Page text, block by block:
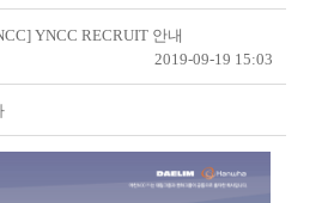
YNCC RECRUIT 안내
2019-09-19 15:03